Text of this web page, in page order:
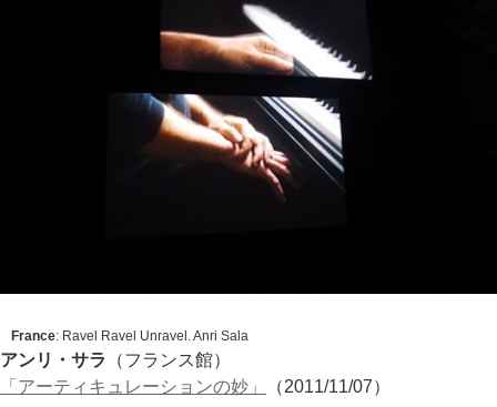
France: Ravel Ravel Unravel . Anri Sala
アンリ・サラ
（フランス館）
「アーティキュレーションの妙」
（2011/11/07）